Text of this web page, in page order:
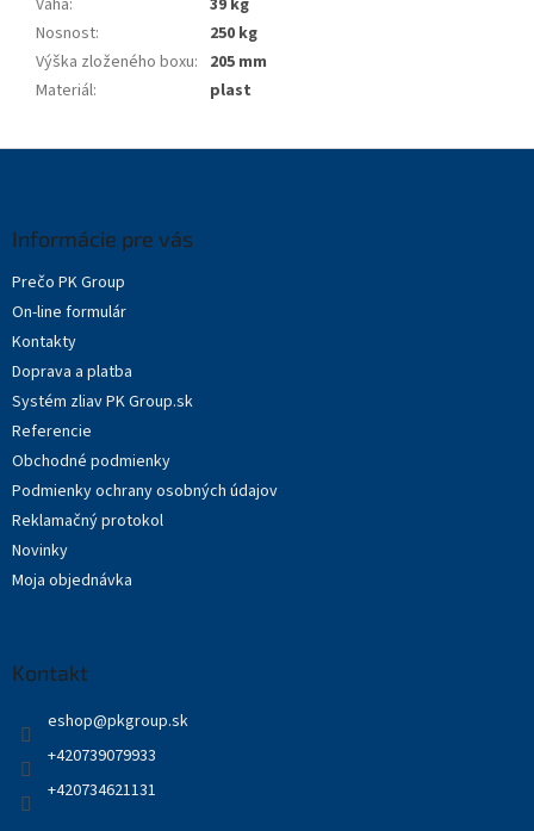
Váha:
39 kg
Nosnost:
250 kg
Výška zloženého boxu: 205 mm
Materiál: plast
Informácie pre vás
Prečo PK Group
On-line formulár
Kontakty
Doprava a platba
Systém zliav PK Group.sk
Referencie
Obchodné podmienky
Podmienky ochrany osobných údajov
Reklamačný protokol
Novinky
Moja objednávka
Kontakt
eshop@pkgroup.sk
+420739079933
+420734621131